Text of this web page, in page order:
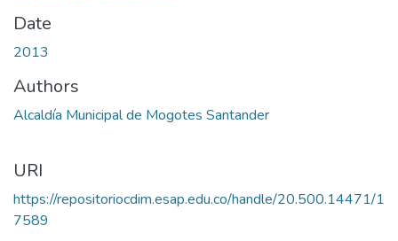
Date
2013
Authors
Alcaldía Municipal de Mogotes Santander
URI
https://repositoriocdim.esap.edu.co/handle/20.500.14471/1
7589